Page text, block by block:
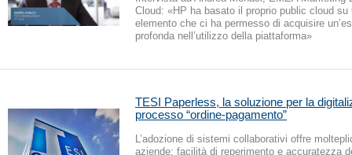
Cloud: «HP ha basato il proprio public cloud su
elemento che ci ha permesso di acquisire
profonda nell’utilizzo della piattaforma»
TESI Paperless, la soluzione per la
processo “ordine-pagamento”
L’adozione di sistemi collaborativi offre
aziende: facilità di reperimento e accuratezza